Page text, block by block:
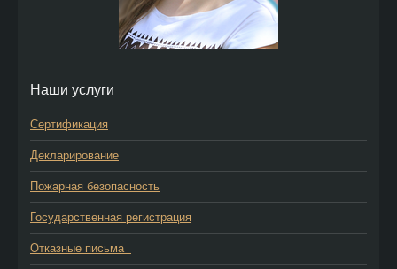
Наши услуги
Сертификация
Декларирование
Пожарная безопасность
Государственная регистрация
Отказные письма